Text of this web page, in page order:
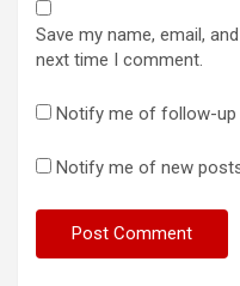
Save my name, email,
next time I comment.
Notify me of follow-up
Notify me of new